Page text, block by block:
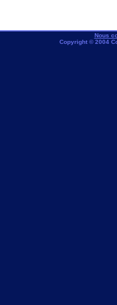
Nous
Copyright © 2004